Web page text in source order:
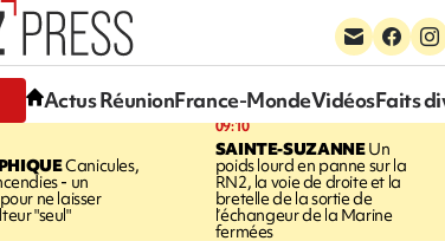
Actus RéunionFrance-MondeVidéosFaits
Canicules,
- un
ne laisser
"seul"
09:10
SAINTE-SUZANNEUn
poids lourd en panne sur la
RN2, la voie de droite et la
bretelle de la sortie de
l’échangeur de la Marine
fermées